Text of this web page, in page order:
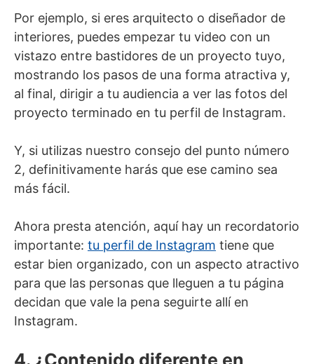
Por ejemplo, si eres arquitecto o diseñador de
interiores, puedes empezar tu video con un
vistazo entre bastidores de un proyecto tuyo,
mostrando los pasos de una forma atractiva y,
al final, dirigir a tu audiencia a ver las fotos del
proyecto terminado en tu perfil de Instagram.
Y, si utilizas nuestro consejo del punto número
2, definitivamente harás que ese camino sea
más fácil.
Ahora presta atención, aquí hay un recordatorio
importante: tu perfil de Instagram tiene que
estar bien organizado, con un aspecto atractivo
para que las personas que lleguen a tu página
decidan que vale la pena seguirte allí en
Instagram.